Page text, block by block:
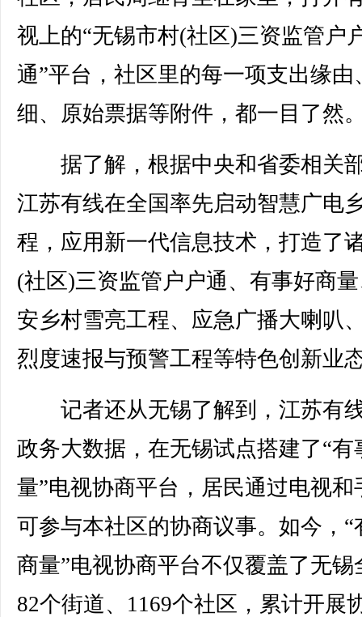
视上的“无锡市村(社区)三资监管户
通”平台，社区里的每一项支出缘由
细、原始票据等附件，都一目了然
据了解，根据中央和省委相关
江苏有线在全国率先启动智慧广电
程，应用新一代信息技术，打造了
(社区)三资监管户户通、有事好商
安乡村雪亮工程、应急广播大喇叭
烈度速报与预警工程等特色创新业
记者还从无锡了解到，江苏有
政务大数据，在无锡试点搭建了“有
量”电视协商平台，居民通过电视和
可参与本社区的协商议事。如今，“
商量”电视协商平台不仅覆盖了无锡
82个街道、1169个社区，累计开展